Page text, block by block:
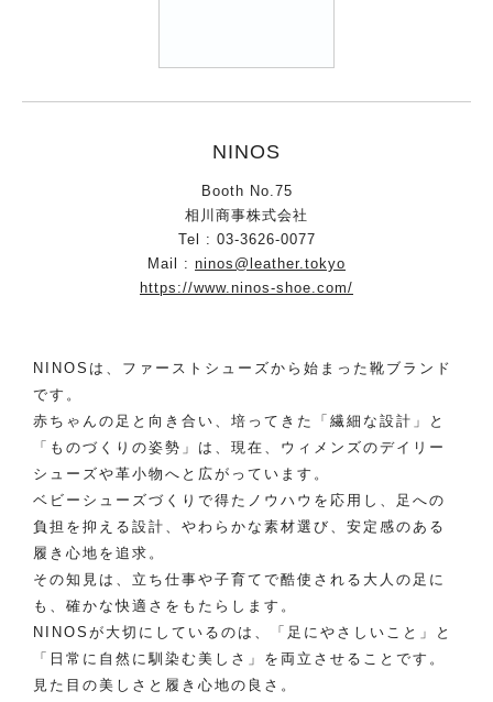
NINOS
Booth No.75
相川商事株式会社
Tel : 03-3626-0077
Mail : ninos@leather.tokyo
https://www.ninos-shoe.com/
NINOSは、ファーストシューズから始まった靴ブランド
です。
赤ちゃんの足と向き合い、培ってきた「繊細な設計」と
「ものづくりの姿勢」は、現在、ウィメンズのデイリー
シューズや革小物へと広がっています。
ベビーシューズづくりで得たノウハウを応用し、足への
負担を抑える設計、やわらかな素材選び、安定感のある
履き心地を追求。
その知見は、立ち仕事や子育てで酷使される大人の足に
も、確かな快適さをもたらします。
NINOSが大切にしているのは、「足にやさしいこと」と
「日常に自然に馴染む美しさ」を両立させることです。
見た目の美しさと履き心地の良さ。